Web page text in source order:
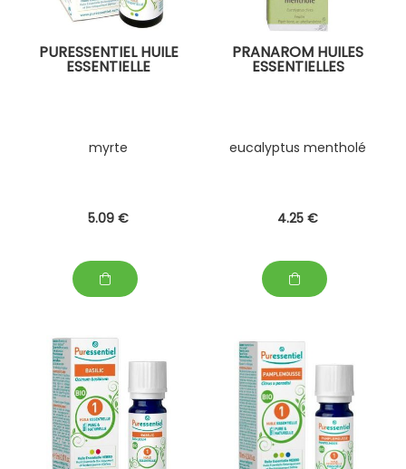
PURESSENTIEL HUILE
ESSENTIELLE
myrte
5.09 €
PRANAROM HUILES
ESSENTIELLES
eucalyptus mentholé
4.25 €